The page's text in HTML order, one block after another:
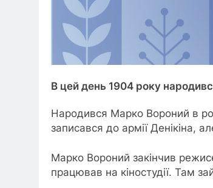
В цей день 1904 року
Народився Марко Вороний в
записався до армії Денікіна,
Марко Вороний закінчив
працював на кіностудії. Там